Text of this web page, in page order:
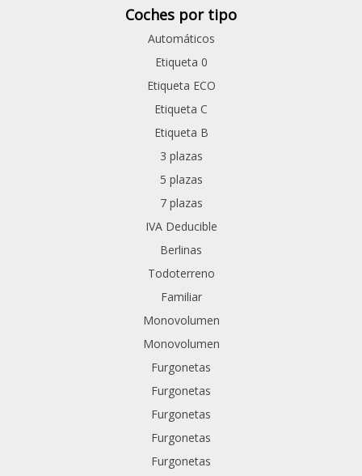
Coches por tipo
Automáticos
Etiqueta 0
Etiqueta ECO
Etiqueta C
Etiqueta B
3 plazas
5 plazas
7 plazas
IVA Deducible
Berlinas
Todoterreno
Familiar
Monovolumen
Monovolumen
Furgonetas
Furgonetas
Furgonetas
Furgonetas
Furgonetas